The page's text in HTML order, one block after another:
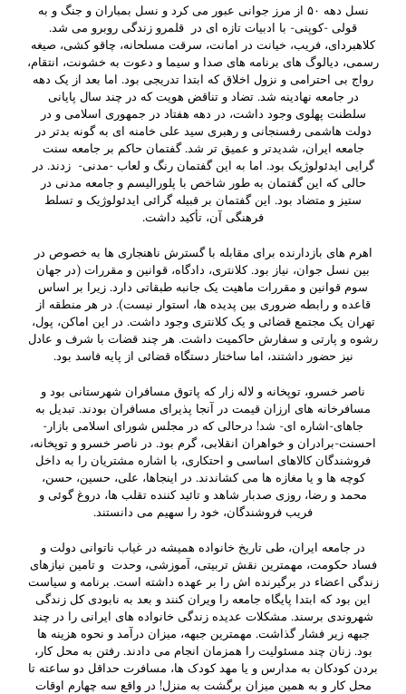
نسل دهه ۵۰ از مرز جوانی عبور می کرد و نسل بمباران و جنگ و به
قولی -کوپنی- با ادبیات تازه ای در قلمرو زندگی روبرو می شد.
کلاهبردای، فریب، خیانت در امانت، سرقت مسلحانه، چاقو کشی، صیغه
رسمی، دیالوگ های برنامه های صدا و سیما و دعوت به خشونت، انتقام،
رواج بی احترامی و نزول اخلاق که ابتدا تدریجی بود. اما بعد از یک دهه
در جامعه نهادینه شد. تضاد و تناقض هویت که در چند سال پایانی
سلطنت پهلوی وجود داشت، در دهه هفتاد در جمهوری اسلامی و در
دولت هاشمی رفسنجانی و رهبری سید علی خامنه ای به گونه بدتر در
جامعه ایران، شدیدتر و عمیق تر شد. گفتمان حاکم بر جامعه سنت
گرایی ایدئولوژیک بود. اما به این گفتمان رنگ و لعاب -مدنی- زدند. در
حالی که این گفتمان به طور شاخص با پلورالیسم و جامعه مدنی در
ستیز و متضاد بود. این گفتمان بر قبیله گرائی ایدئولوژیک و تسلط
فرهنگی آن، تأکید داشت.
اهرم های بازدارنده برای مقابله با گسترش ناهنجاری ها به خصوص در
بین نسل جوان، نیاز بود. کلانتری، دادگاه، قوانین و مقررات (در جهان
سوم قوانین و مقررات ماهیت یک جانبه طبقاتی دارد. زیرا بر اساس
قاعده و رابطه ضروری بین پدیده ها، استوار نیست). در هر منطقه از
تهران یک مجتمع قضائی و یک کلانتری وجود داشت. در این اماکن، پول،
رشوه و پارتی و سفارش حاکمیت داشت. هر چند قضات با شرف و عادل
نیز حضور داشتند، اما ساختار دستگاه قضائی از پایه فاسد بود.
ناصر خسرو، توپخانه و لاله زار که پاتوق مسافران شهرستانی بود و
مسافرخانه های ارزان قیمت در آنجا پذیرای مسافران بودند. تبدیل به
جاهای-اشاره ای- شد! درحالی که در مجلس شورای اسلامی بازار-
احسنت-برادران و خواهران انقلابی، گرم بود. در ناصر خسرو و توپخانه،
فروشندگان کالاهای اساسی و احتکاری، با اشاره مشتریان را به داخل
کوچه ها و یا مغازه ها می کشاندند. در اینجاها، علی، حسین، حسن،
محمد و رضا، روزی صدبار شاهد و تائید کننده تقلب ها، دروغ گوئی و
فریب فروشندگان، خود را سهیم می دانستند.
در جامعه ایران، طی تاریخ خانواده همیشه در غیاب ناتوانی دولت و
فساد حکومت، مهمترین نقش تربیتی، آموزشی، وحدت و تامین نیازهای
زندگی اعضاء در برگیرنده اش را بر عهده داشته است. برنامه و سیاست
این بود که ابتدا پایگاه جامعه را ویران کنند و بعد به نابودی کل زندگی
شهروندی برسند. مشکلات عدیده زندگی خانواده های ایرانی را در چند
جبهه زیر فشار گذاشت. مهمترین جبهه، میزان درآمد و نحوه هزینه ها
بود. زنان چند مسئولیت را همزمان انجام می دادند. رفتن به محل کار،
بردن کودکان به مدارس و یا مهد کودک ها، مسافرت حداقل دو ساعته تا
محل کار و به همین میزان برگشت به منزل! در واقع سه چهارم اوقات